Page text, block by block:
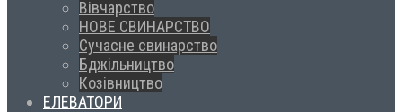
Вівчарство
НОВЕ СВИНАРСТВО
Сучасне свинарство
Бджільництво
Козівництво
ЕЛЕВАТОРИ